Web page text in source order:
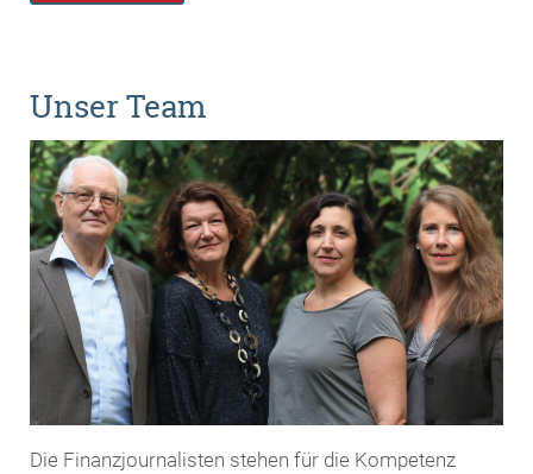
Unser Team
Die Finanzjournalisten stehen für die Kompetenz